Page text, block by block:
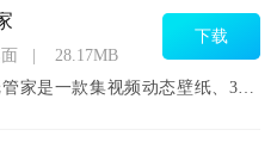
28.17MB
一款集视频动态壁纸、3D壁纸、来电视频、透明主
下载